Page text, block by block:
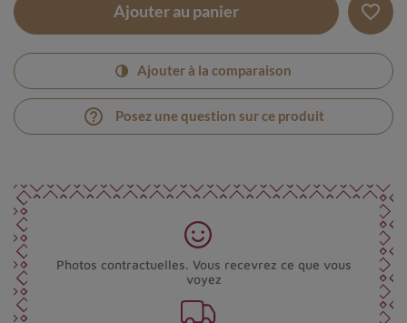
Ajouter au panier favorite_border
Ajouter à la comparaison
help_outline Posez une question sur ce produit
Photos contractuelles. Vous recevrez ce que vous
voyez